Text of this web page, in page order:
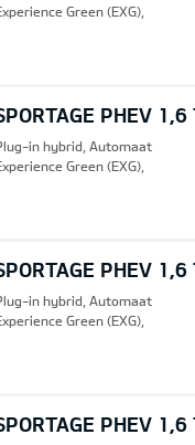
Green (EXG),
PHEV
in hybrid, Automaat
Green (EXG),
PHEV
in hybrid, Automaat
Green (EXG),
PHEV